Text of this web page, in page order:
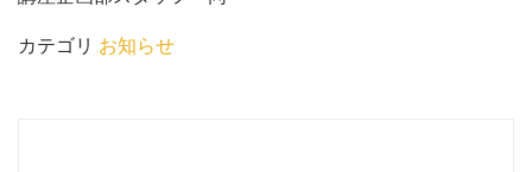
カテゴリ お知らせ